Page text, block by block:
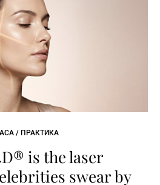
/ ПРАКТИКА
is the laser
swear by